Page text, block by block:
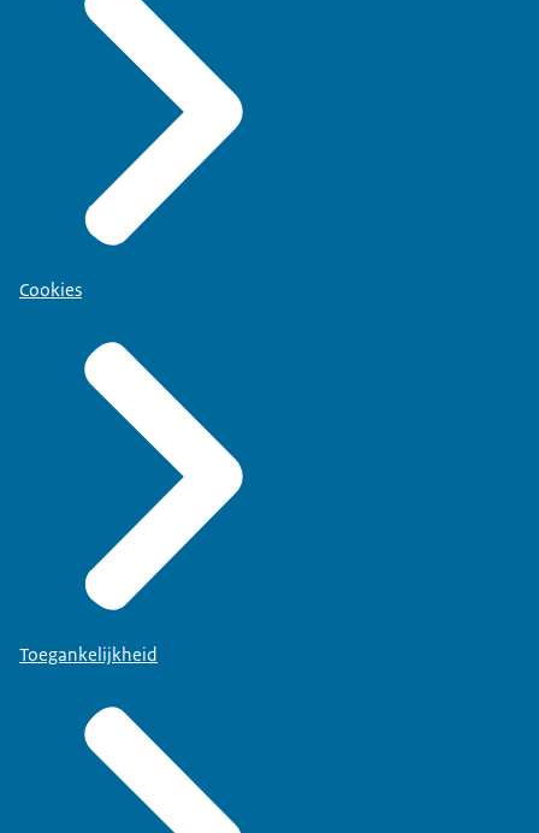
Cookies
Toegankelijkheid